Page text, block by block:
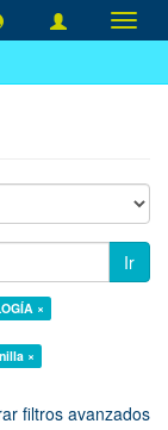
Ir
×
×
filtros avanzados